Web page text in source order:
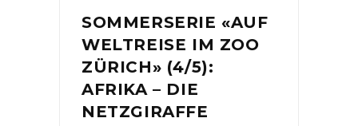
SOMMERSERIE «AUF
WELTREISE IM ZOO
ZÜRICH» (4/5):
AFRIKA – DIE
NETZGIRAFFE